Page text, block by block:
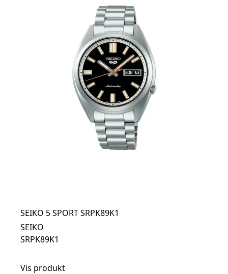
SEIKO 5 SPORT SRPK89K1
SEIKO
SRPK89K1
Vis produkt